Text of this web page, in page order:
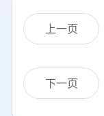
上一页
下一页